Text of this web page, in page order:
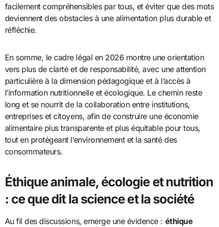
facilement compréhensibles par tous, et éviter que des mots
deviennent des obstacles à une alimentation plus durable et
réfléchie.
En somme, le cadre légal en 2026 montre une orientation
vers plus de clarté et de responsabilité, avec une attention
particulière à la dimension pédagogique et à l’accès à
l’information nutritionnelle et écologique. Le chemin reste
long et se nourrit de la collaboration entre institutions,
entreprises et citoyens, afin de construire une économie
alimentaire plus transparente et plus équitable pour tous,
tout en protégeant l’environnement et la santé des
consommateurs.
Éthique animale, écologie et nutrition
: ce que dit la science et la société
Au fil des discussions, emerge une évidence : éthique